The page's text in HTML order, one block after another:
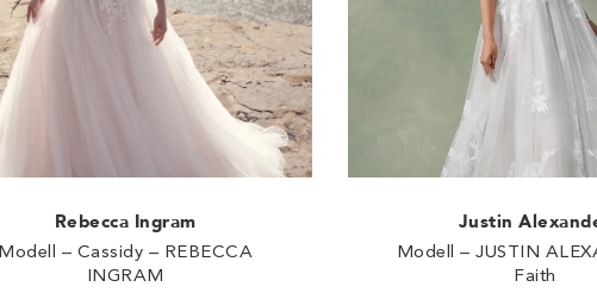
Rebecca Ingram
Modell – Cassidy – REBECCA
INGRAM
Justin
Modell – JUSTIN
Faith